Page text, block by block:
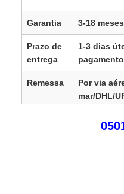
Garantia 3-18 meses
Prazo de
entrega
1-3 dias
pagamento
Remessa
Por via
mar/DHL/
PLN, TRY,